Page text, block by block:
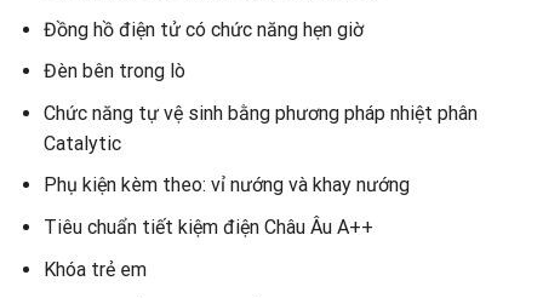
Đồng hồ điện tử có chức năng hẹn giờ
Đèn bên trong lò
Chức năng tự vệ sinh bằng phương pháp nhiệt phân
Catalytic
Phụ kiện kèm theo: vỉ nướng và khay nướng
Tiêu chuẩn tiết kiệm điện Châu Âu A++
Khóa trẻ em